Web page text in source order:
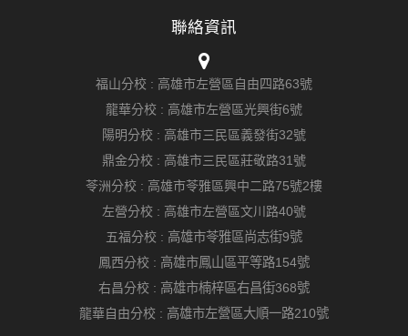
聯絡資訊
福山分校 : 高雄市左營區自由四路63號
龍華分校 : 高雄市左營區光興街6號
陽明分校 : 高雄市三民區義發街32號
鼎金分校 : 高雄市三民區莊敬路31號
苓洲分校 : 高雄市苓雅區興中二路75號2樓
左營分校 : 高雄市左營區文川路40號
五福分校 : 高雄市苓雅區尚志街9號
鳳西分校 : 高雄市鳳山區平等路154號
右昌分校 : 高雄市楠梓區右昌街368號
龍華自由分校 : 高雄市左營區大順一路210號